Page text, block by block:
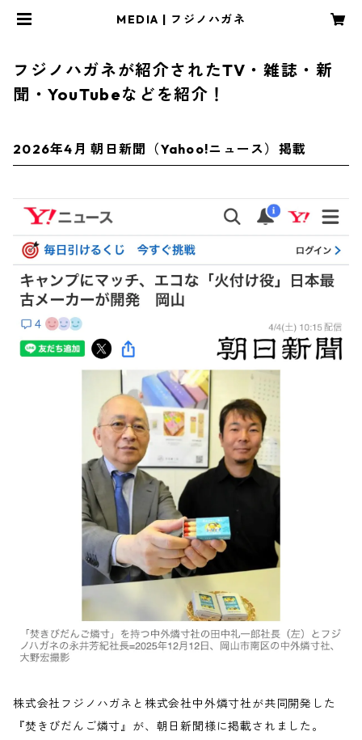
MEDIA | フジノハガネ
フジノハガネが紹介されたTV・雑誌・新
聞・YouTubeなどを紹介！
2026年4月 朝日新聞（Yahoo!ニュース）掲載
株式会社フジノハガネと株式会社中外燐寸社が共同開発した
『焚きびだんご燐寸』が、朝日新聞様に掲載されました。